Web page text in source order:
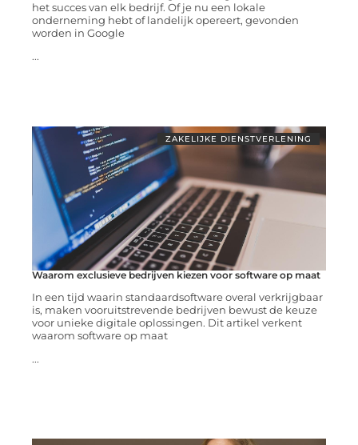
het succes van elk bedrijf. Of je nu een lokale
onderneming hebt of landelijk opereert, gevonden
worden in Google
...
ZAKELIJKE DIENSTVERLENING
Waarom exclusieve bedrijven kiezen voor software op maat
In een tijd waarin standaardsoftware overal verkrijgbaar
is, maken vooruitstrevende bedrijven bewust de keuze
voor unieke digitale oplossingen. Dit artikel verkent
waarom software op maat
...